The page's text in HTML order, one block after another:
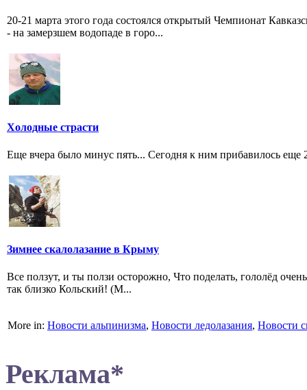
20-21 марта этого года состоялся открытый Чемпионат
- на замерзшем водопаде в горо...
Холодные страсти
Еще вчера было минус пять... Сегодня к ним прибавилось еще
Зимнее скалолазание в Крыму
Все ползут, и ты ползи осторожно, Что поделать, гололёд
так близко Кольский! (М...
More in: Новости альпинизма, Новости ледолазания, Новости
Реклама*